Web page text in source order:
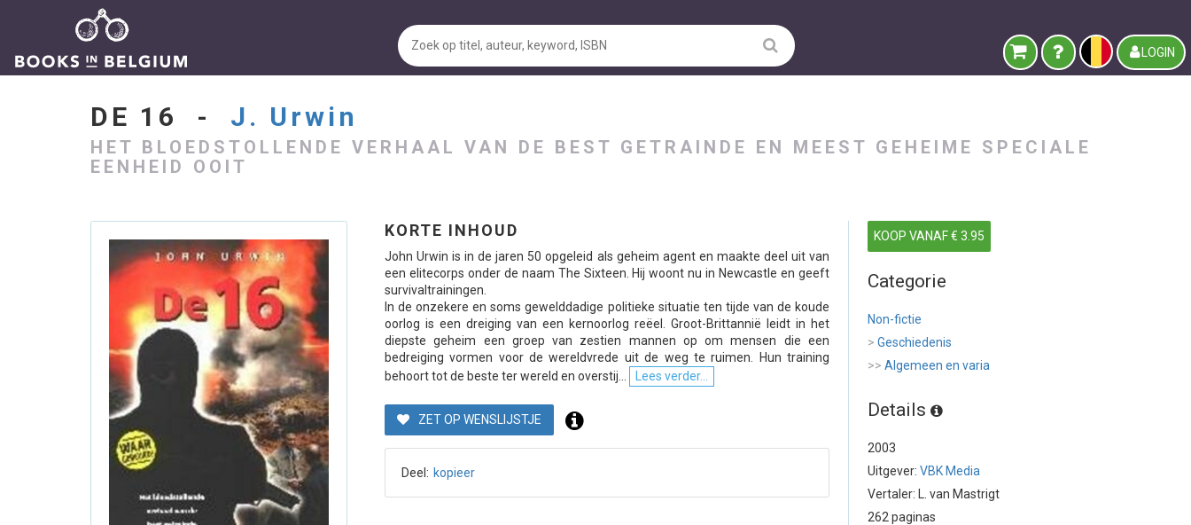
LOGIN
DE 16 - J. Urwin
HET BLOEDSTOLLENDE VERHAAL VAN DE BEST GETRAINDE EN MEEST GEHEIME SPECIALE
EENHEID OOIT
KORTE INHOUD
John Urwin is in de jaren 50 opgeleid als geheim agent en maakte deel uit van
een elitecorps onder de naam The Sixteen. Hij woont nu in Newcastle en geeft
survivaltrainingen.
In de onzekere en soms gewelddadige politieke situatie ten tijde van de koude
oorlog is een dreiging van een kernoorlog reëel. Groot-Brittannië leidt in het
diepste geheim een groep van zestien mannen op om mensen die een
bedreiging vormen voor de wereldvrede uit de weg te ruimen. Hun training
behoort tot de beste ter wereld en overstij...
Lees verder...
ZET OP WENSLIJSTJE
Deel: kopieer
KOOP VANAF € 3.95
Categorie
Non-fictie
> Geschiedenis
>> Algemeen en varia
Details
2003
Uitgever: VBK Media
Vertaler: L. van Mastrigt
262 paginas